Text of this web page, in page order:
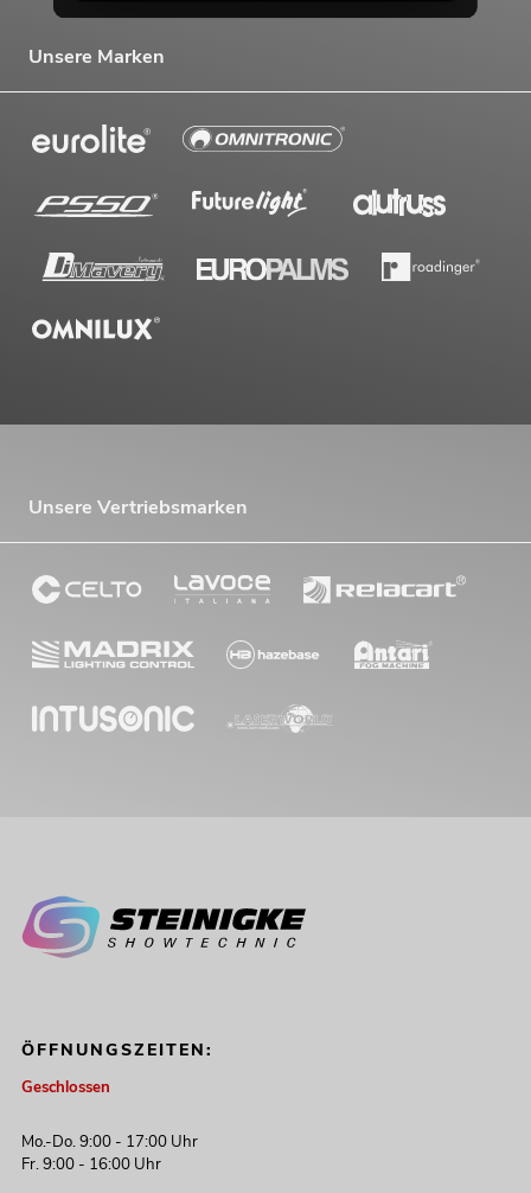
PSSO QCA-10000 MK2 4-Kanal-
No. 10451698
PSSO Amp Set für Line-Array S MK2
PSSO Amp Set für Line-Array M MK2
No. 11041066Artikel nicht mehr verfügbar
Unsere Marken
Unsere Vertriebsmarken
ÖFFNUNGSZEITEN:
Geschlossen
Mo.-Do. 9:00 - 17:00 Uhr
Fr. 9:00 - 16:00 Uhr